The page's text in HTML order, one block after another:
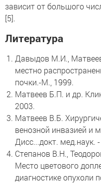
зависит от большого
[5].
Литература
Давыдов М.И.,
местно
почки.-М., 1999.
Матвеев Б.П. и др.
2003.
Матвеев В.Б.
венозной инвазией и
Дисс...докт. мед.наук.
Степанов В.Н.,
Место цветового
диагностике опухоли